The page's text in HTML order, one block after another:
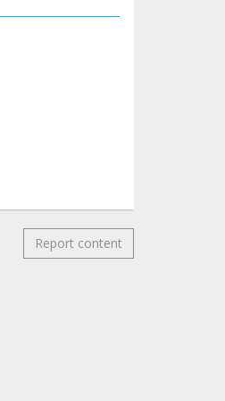
Report content